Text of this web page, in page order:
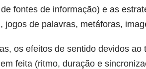
fontes de informação) e as
de palavras, metáforas,
os efeitos de sentido devidos ao
feita (ritmo, duração e